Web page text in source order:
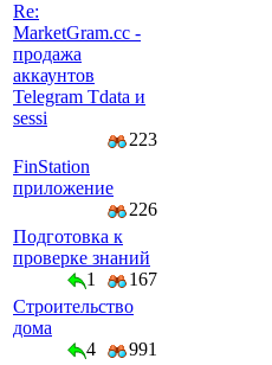
Re:
MarketGram.cc -
продажа
аккаунтов
Telegram Tdata и
sessi
223
FinStation
приложение
226
Подготовка к
проверке знаний
1
167
Строительство
дома
4
991